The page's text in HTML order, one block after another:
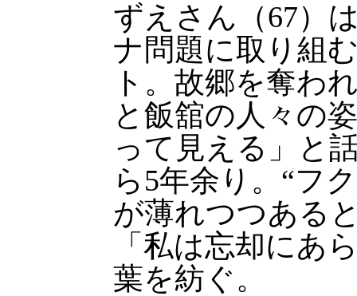
ずえさん（67）
ナ問題に取り組
ト。故郷を奪わ
と飯舘の人々の
って見える」と
ら5年余り。“フ
が薄れつつある
「私は忘却にあ
葉を紡ぐ。